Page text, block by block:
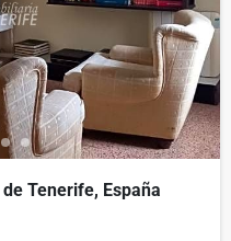
Tenerife, España